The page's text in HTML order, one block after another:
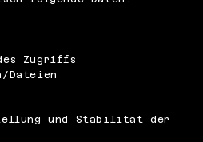
Zugriffs
Dateien
und Stabilität der